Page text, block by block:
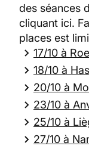
des séances
cliquant ici.
places est
17/10 à
18/10 à
20/10 à
23/10 à
25/10 à
27/10 à